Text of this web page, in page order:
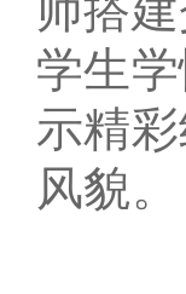
学生
示精
风貌。